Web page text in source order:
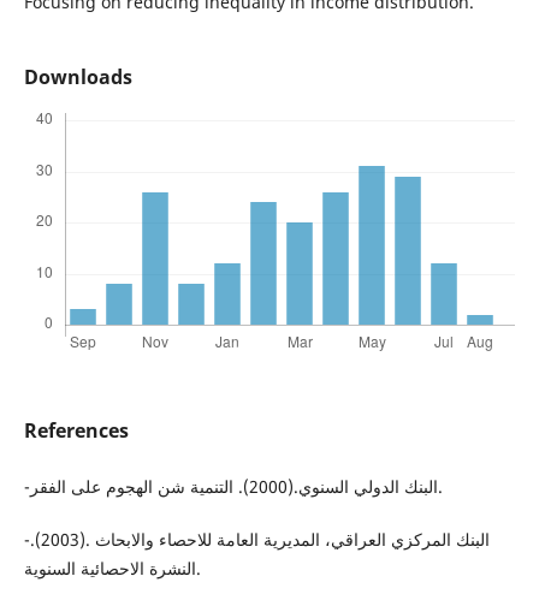
Downloads
References
-البنك الدولي السنوي.(2000). التنمية شن الهجوم على الفقر.
-البنك المركزي العراقي، المديرية العامة للاحصاء والابحاث .(2003).
النشرة الاحصائية السنوية.